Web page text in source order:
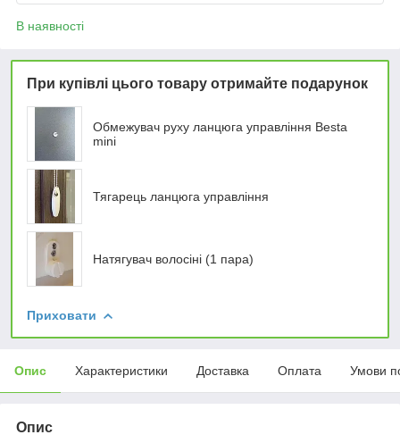
В наявності
При купівлі цього товару отримайте подарунок
Обмежувач руху ланцюга управління Besta
mini
Тягарець ланцюга управління
Натягувач волосіні (1 пара)
Приховати
Опис Характеристики Доставка Оплата Умови
Опис